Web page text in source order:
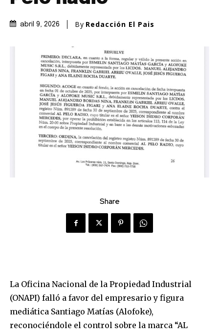
abril 9, 2026 By Redacción El Pais
Share
La Oficina Nacional de la Propiedad Industrial
(ONAPI) falló a favor del empresario y figura
mediática Santiago Matías (Alofoke),
reconociéndole el control sobre la marca “AL